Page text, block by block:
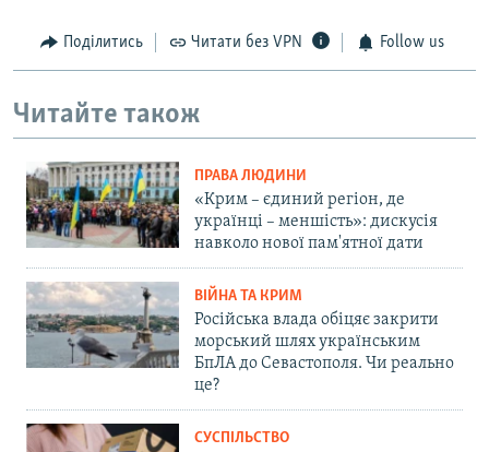
Поділитись Читати без VPN Follow us
Читайте також
ПРАВА ЛЮДИНИ
«Крим – єдиний регіон, де
українці – меншість»: дискусія
навколо нової пам'ятної дати
ВІЙНА ТА КРИМ
Російська влада обіцяє закрити
морський шлях українським
БпЛА до Севастополя. Чи реально
це?
СУСПІЛЬСТВО